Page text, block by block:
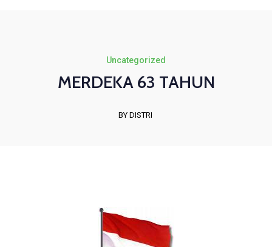
Uncategorized
MERDEKA 63 TAHUN
BY DISTRI